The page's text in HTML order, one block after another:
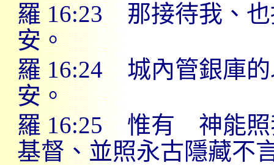
羅16:23 那接待我、
安。
羅16:24城內管銀庫
安。
羅16:25惟有 神能照
基督、並照永古隱藏不